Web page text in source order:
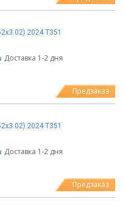
2024 T351
Доставка 1-2 дня
Предзаказ
2024 T351
Доставка 1-2 дня
Предзаказ